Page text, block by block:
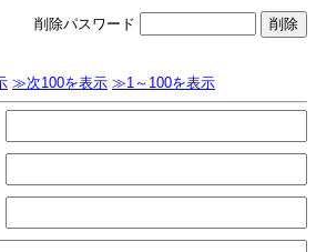
削除パスワード
≫次100を表示 ≫1～100を表示